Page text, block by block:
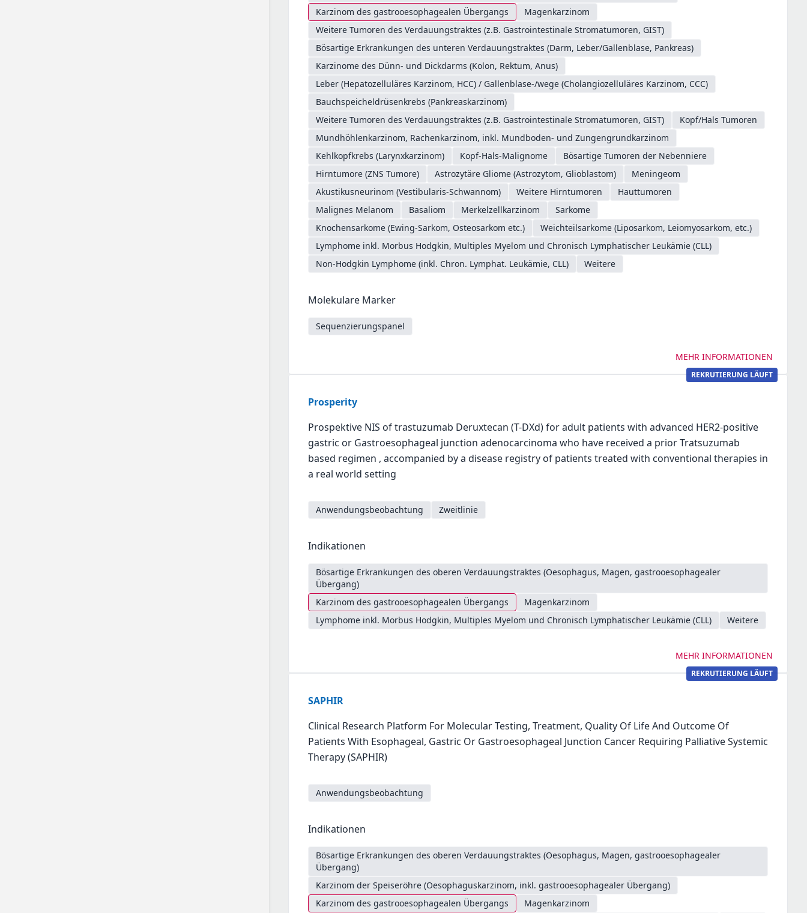
Karzinom des gastrooesophagealen Übergangs
Magenkarzinom
Weitere Tumoren des Verdauungstraktes (z.B. Gastrointestinale Stromatumoren, GIST)
Bösartige Erkrankungen des unteren Verdauungstraktes (Darm, Leber/Gallenblase, Pankreas)
Karzinome des Dünn- und Dickdarms (Kolon, Rektum, Anus)
Leber (Hepatozelluläres Karzinom, HCC) / Gallenblase-/wege (Cholangiozelluläres Karzinom, CCC)
Bauchspeicheldrüsenkrebs (Pankreaskarzinom)
Weitere Tumoren des Verdauungstraktes (z.B. Gastrointestinale Stromatumoren, GIST)
Kopf/Hals Tumoren
Mundhöhlenkarzinom, Rachenkarzinom, inkl. Mundboden- und Zungengrundkarzinom
Kehlkopfkrebs (Larynxkarzinom)
Kopf-Hals-Malignome
Bösartige Tumoren der Nebenniere
Hirntumore (ZNS Tumore)
Astrozytäre Gliome (Astrozytom, Glioblastom)
Meningeom
Akustikusneurinom (Vestibularis-Schwannom)
Weitere Hirntumoren
Hauttumoren
Malignes Melanom
Basaliom Merkelzellkarzinom
Sarkome
Knochensarkome (Ewing-Sarkom, Osteosarkom etc.)
Weichteilsarkome (Liposarkom, Leiomyosarkom, etc.)
Lymphome inkl. Morbus Hodgkin, Multiples Myelom und Chronisch Lymphatischer Leukämie (CLL)
Non-Hodgkin Lymphome (inkl. Chron. Lymphat. Leukämie, CLL)
Weitere
Molekulare Marker
Sequenzierungspanel
MEHR INFORMATIONEN
REKRUTIERUNG LÄUFT
Prosperity
Prospektive NIS of trastuzumab Deruxtecan (T-DXd) for adult patients with advanced HER2-positive
gastric or Gastroesophageal junction adenocarcinoma who have received a prior Tratsuzumab
based regimen , accompanied by a disease registry of patients treated with conventional therapies in
a real world setting
Anwendungsbeobachtung Zweitlinie
Indikationen
Bösartige Erkrankungen des oberen Verdauungstraktes (Oesophagus, Magen, gastrooesophagealer
Übergang)
Karzinom des gastrooesophagealen Übergangs
Magenkarzinom
Lymphome inkl. Morbus Hodgkin, Multiples Myelom und Chronisch Lymphatischer Leukämie (CLL)
Weitere
MEHR INFORMATIONEN
REKRUTIERUNG LÄUFT
SAPHIR
Clinical Research Platform For Molecular Testing, Treatment, Quality Of Life And Outcome Of
Patients With Esophageal, Gastric Or Gastroesophageal Junction Cancer Requiring Palliative Systemic
Therapy (SAPHIR)
Anwendungsbeobachtung
Indikationen
Bösartige Erkrankungen des oberen Verdauungstraktes (Oesophagus, Magen, gastrooesophagealer
Übergang)
Karzinom der Speiseröhre (Oesophaguskarzinom, inkl. gastrooesophagealer Übergang)
Karzinom des gastrooesophagealen Übergangs
Magenkarzinom